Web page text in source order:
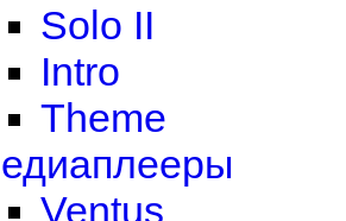
Solo II
Intro
Theme
Ventus